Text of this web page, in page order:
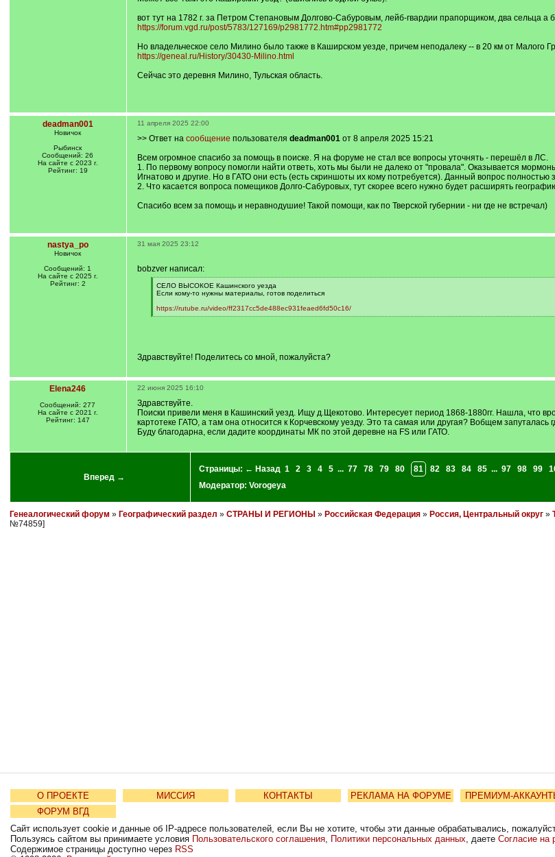
вот тут на 1782 г. за Петром Степановым Долгово-Сабуровым, лейб-гвардии прапорщиком, два сельца а
https://forum.vgd.ru/post/5783/127169/p2981772.htm#pp2981772
Но владельческое село Милино было также в Каширском уезде, причем неподалеку -- в 20 км от Малого
https://geneal.ru/History/30430-Milino.html
Сейчас это деревня Милино, Тульская область.
deadman001
Новичок
Рыбинск
Сообщений: 26
На сайте с 2023 г.
Рейтинг: 19
11 апреля 2025 22:00
>> Ответ на сообщение пользователя deadman001от 8 апреля 2025 15:21
Всем огромное спасибо за помощь в поиске. Я на форуме не стал все вопросы уточнять - перешёл в ЛС.
1. По первому вопросу помогли найти ответь, хоть мы были не далеко от "провала". Оказывается
Игнатово и другие. Но в ГАТО они есть (есть скриншоты их кому потребуется). Данный вопрос полностью
2. Что касается вопроса помещиков Долго-Сабуровых, тут скорее всего нужно будет расширять
Спасибо всем за помощь и неравнодушие! Такой помощи, как по Тверской губернии - ни где не встречал)
nastya_po
Новичок
Сообщений: 1
На сайте с 2025 г.
Рейтинг: 2
31 мая 2025 23:12
bobzver написал:
[
q
СЕЛО ВЫСОКОЕ Кашинского уезда
Если кому-то нужны материалы, готов поделиться
https://rutube.ru/video/ff2317cc5de488ec931feaed6fd50c16/
[
Здравствуйте! Поделитесь со мной, пожалуйста?
Elena246
Сообщений: 277
На сайте с 2021 г.
Рейтинг: 147
22 июня 2025 16:10
Здравствуйте.
Поиски привели меня в Кашинский уезд. Ищу д.Щекотово. Интересует период 1868-1880гг. Нашла, что
картотеке ГАТО, а там она относится к Корчевскому уезду. Это та самая или другая? Вобщем запуталась
Буду благодарна, если дадите координаты МК по этой деревне на FS или ГАТО.
Вперед →
Страницы: ← Назад 1 2 3 4 5 ... 77 78 79 80 81 82 83 84 85 ... 97 98 99
Модератор: Vorogeya
Генеалогический форум » Географический раздел » СТРАНЫ И РЕГИОНЫ » Российская Федерация» Россия, Центральный округ»
№74859]
О ПРОЕКТЕ МИССИЯ КОНТАКТЫ РЕКЛАМА НА ФОРУМЕ ПРЕМИУМ-
ФОРУМ ВГД
Сайт использует cookie и данные об IP-адресе пользователей, если Вы не хотите, чтобы эти данные обрабатывались,
Пользуясь сайтом вы принимаете условия Пользовательского соглашения, Политики персональных данных, даете Согласие на
Содержимое страницы доступно через RSS